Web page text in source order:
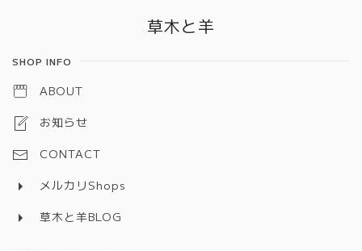
草木と羊
SHOP INFO
ABOUT
お知らせ
CONTACT
メルカリShops
草木と羊BLOG